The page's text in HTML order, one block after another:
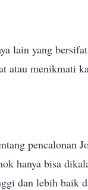
lain yang
menikmati
pencalonan
hanya bisa
dan lebih baik